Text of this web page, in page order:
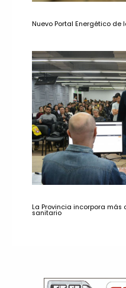
Nuevo Portal Energético de
La Provincia incorpora
sanitario